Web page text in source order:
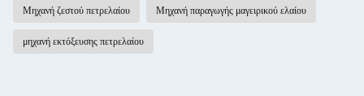
Μηχανή ζεστού πετρελαίου Μηχανή παραγωγής μαγειρικού ελαίου
μηχανή εκτόξευσης πετρελαίου